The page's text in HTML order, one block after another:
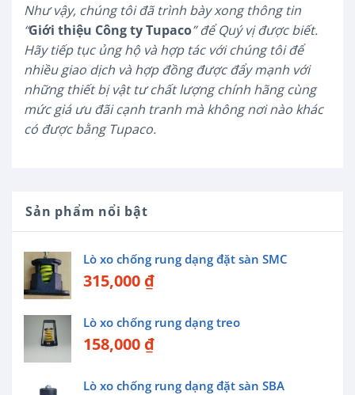
Như vậy, chúng tôi đã trình bày xong thông tin
“Giới thiệu Công ty Tupaco” để Quý vị được biết.
Hãy tiếp tục ủng hộ và hợp tác với chúng tôi để
nhiều giao dịch và hợp đồng được đẩy mạnh với
những thiết bị vật tư chất lượng chính hãng cùng
mức giá ưu đãi cạnh tranh mà không nơi nào khác
có được bằng Tupaco.
Sản phẩm nổi bật
Lò xo chống rung dạng đặt sàn SMC
315,000 ₫
Lò xo chống rung dạng treo
158,000 ₫
Lò xo chống rung dạng đặt sàn SBA